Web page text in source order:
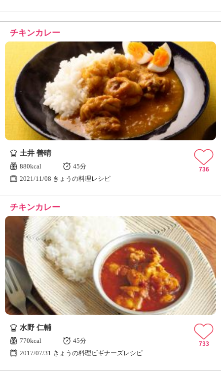
チキンカレー
土井 善晴
880kcal
45分
2021/11/08 きょうの料理レシピ
736
チキンカレー
水野 仁輔
770kcal
45分
2017/07/31 きょうの料理ビギナーズレシピ
733